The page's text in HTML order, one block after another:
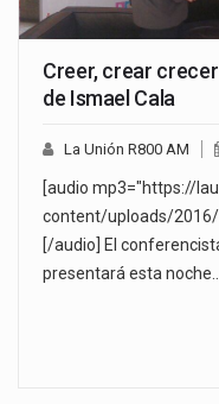
Creer, crear
de Ismael Cala
La Unión R800 AM
[audio mp3="https://
content/uploads/2016/
[/audio] El
presentará esta noche…